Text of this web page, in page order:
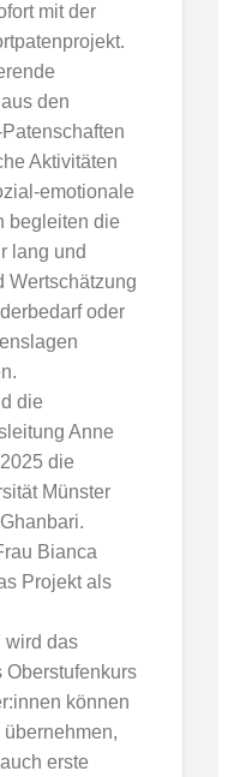
mit der
den
Aktivitäten
emotionale
begleiten die
lang und
Wertschätzung
oder
die
Anne
die
Münster
Bianca
Projekt als
wird das
Oberstufenkurs
können
erste